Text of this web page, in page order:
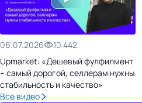
06.07.2026
10 442
Upmarket: «Дешевый фулфилмент
– самый дорогой, селлерам нужны
стабильность и качество»
Все видео